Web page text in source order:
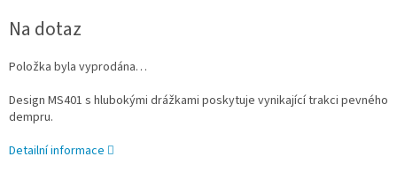
cena:
Na dotaz
Položka byla vyprodána…
Design MS401 s hlubokými drážkami poskytuje vynikající trakci pevného
dempru.
Detailní informace